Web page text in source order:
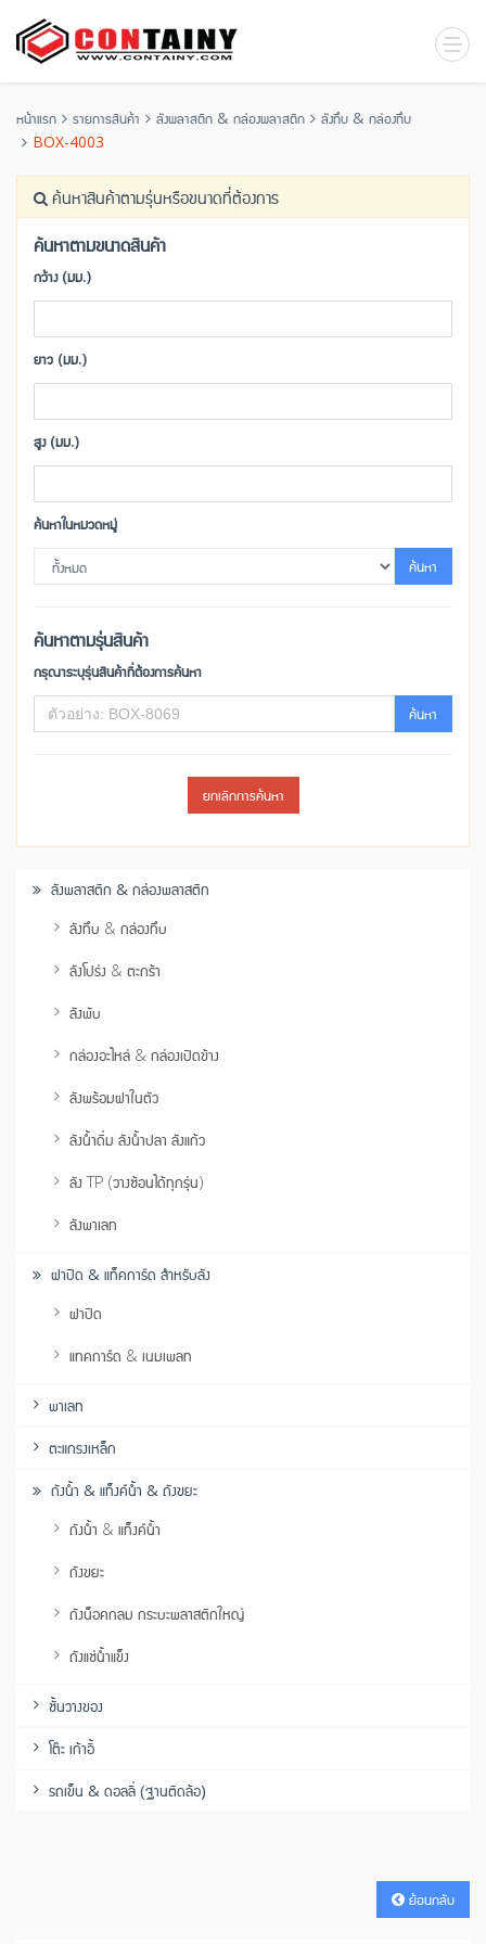
หน้าแรก รายการสินค้า ลังพลาสติก & กล่องพลาสติก
ลังทึบ & กล่องทึบ
BOX-4003
ค้นหาสินค้าตามรุ่นหรือขนาดที่ต้องการ
ค้นหาตามขนาดสินค้า
กว้าง (มม.)
ยาว (มม.)
สูง (มม.)
ค้นหาในหมวดหมู่
ค้นหา
ค้นหาตามรุ่นสินค้า
กรุณาระบุรุ่นสินค้าที่ต้องการค้นหา
ค้นหา
ยกเลิกการค้นหา
ลังพลาสติก & กล่องพลาสติก
ลังทึบ & กล่องทึบ
ลังโปร่ง & ตะกร้า
ลังพับ
กล่องอะไหล่ & กล่องเปิดข้าง
ลังพร้อมฝาในตัว
ลังน้ำดื่ม ลังน้ำปลา ลังแก้ว
ลัง TP (วางซ้อนได้ทุกรุ่น)
ลังพาเลท
ฝาปิด & แท็คการ์ด สำหรับลัง
ฝาปิด
แทคการ์ด & เนมเพลท
พาเลท
ตะแกรงเหล็ก
ถังน้ำ & แท็งค์น้ำ & ถังขยะ
ถังน้ำ & แท็งค์น้ำ
ถังขยะ
ถังน็อคกลม กระบะพลาสติกใหญ่
ถังแช่น้ำแข็ง
ชั้นวางของ
โต๊ะ เก้าอี้
รถเข็น & ดอลลี่ (ฐานติดล้อ)
ย้อนกลับ